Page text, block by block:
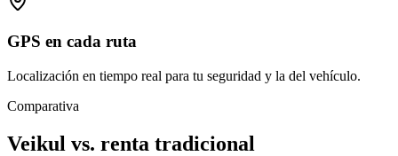
GPS en cada ruta
Localización en tiempo real para tu seguridad y la del vehículo.
Comparativa
Veikul vs. renta tradicional